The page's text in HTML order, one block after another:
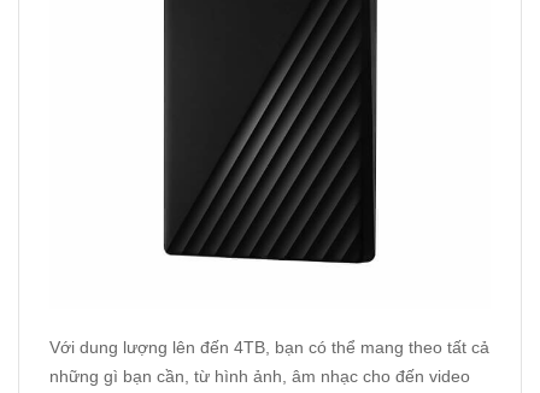
Với dung lượng lên đến 4TB, bạn có thể mang theo tất cả
những gì bạn cần, từ hình ảnh, âm nhạc cho đến video